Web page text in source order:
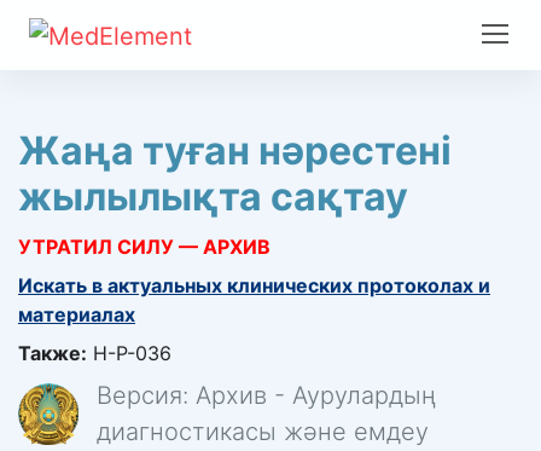
Жаңа туған нəрестені
жылылықта сақтау
УТРАТИЛ СИЛУ — АРХИВ
Искать в актуальных клинических протоколах и
материалах
Также: H-P-036
Версия: Архив - Аурулардың
диагностикасы және емдеу